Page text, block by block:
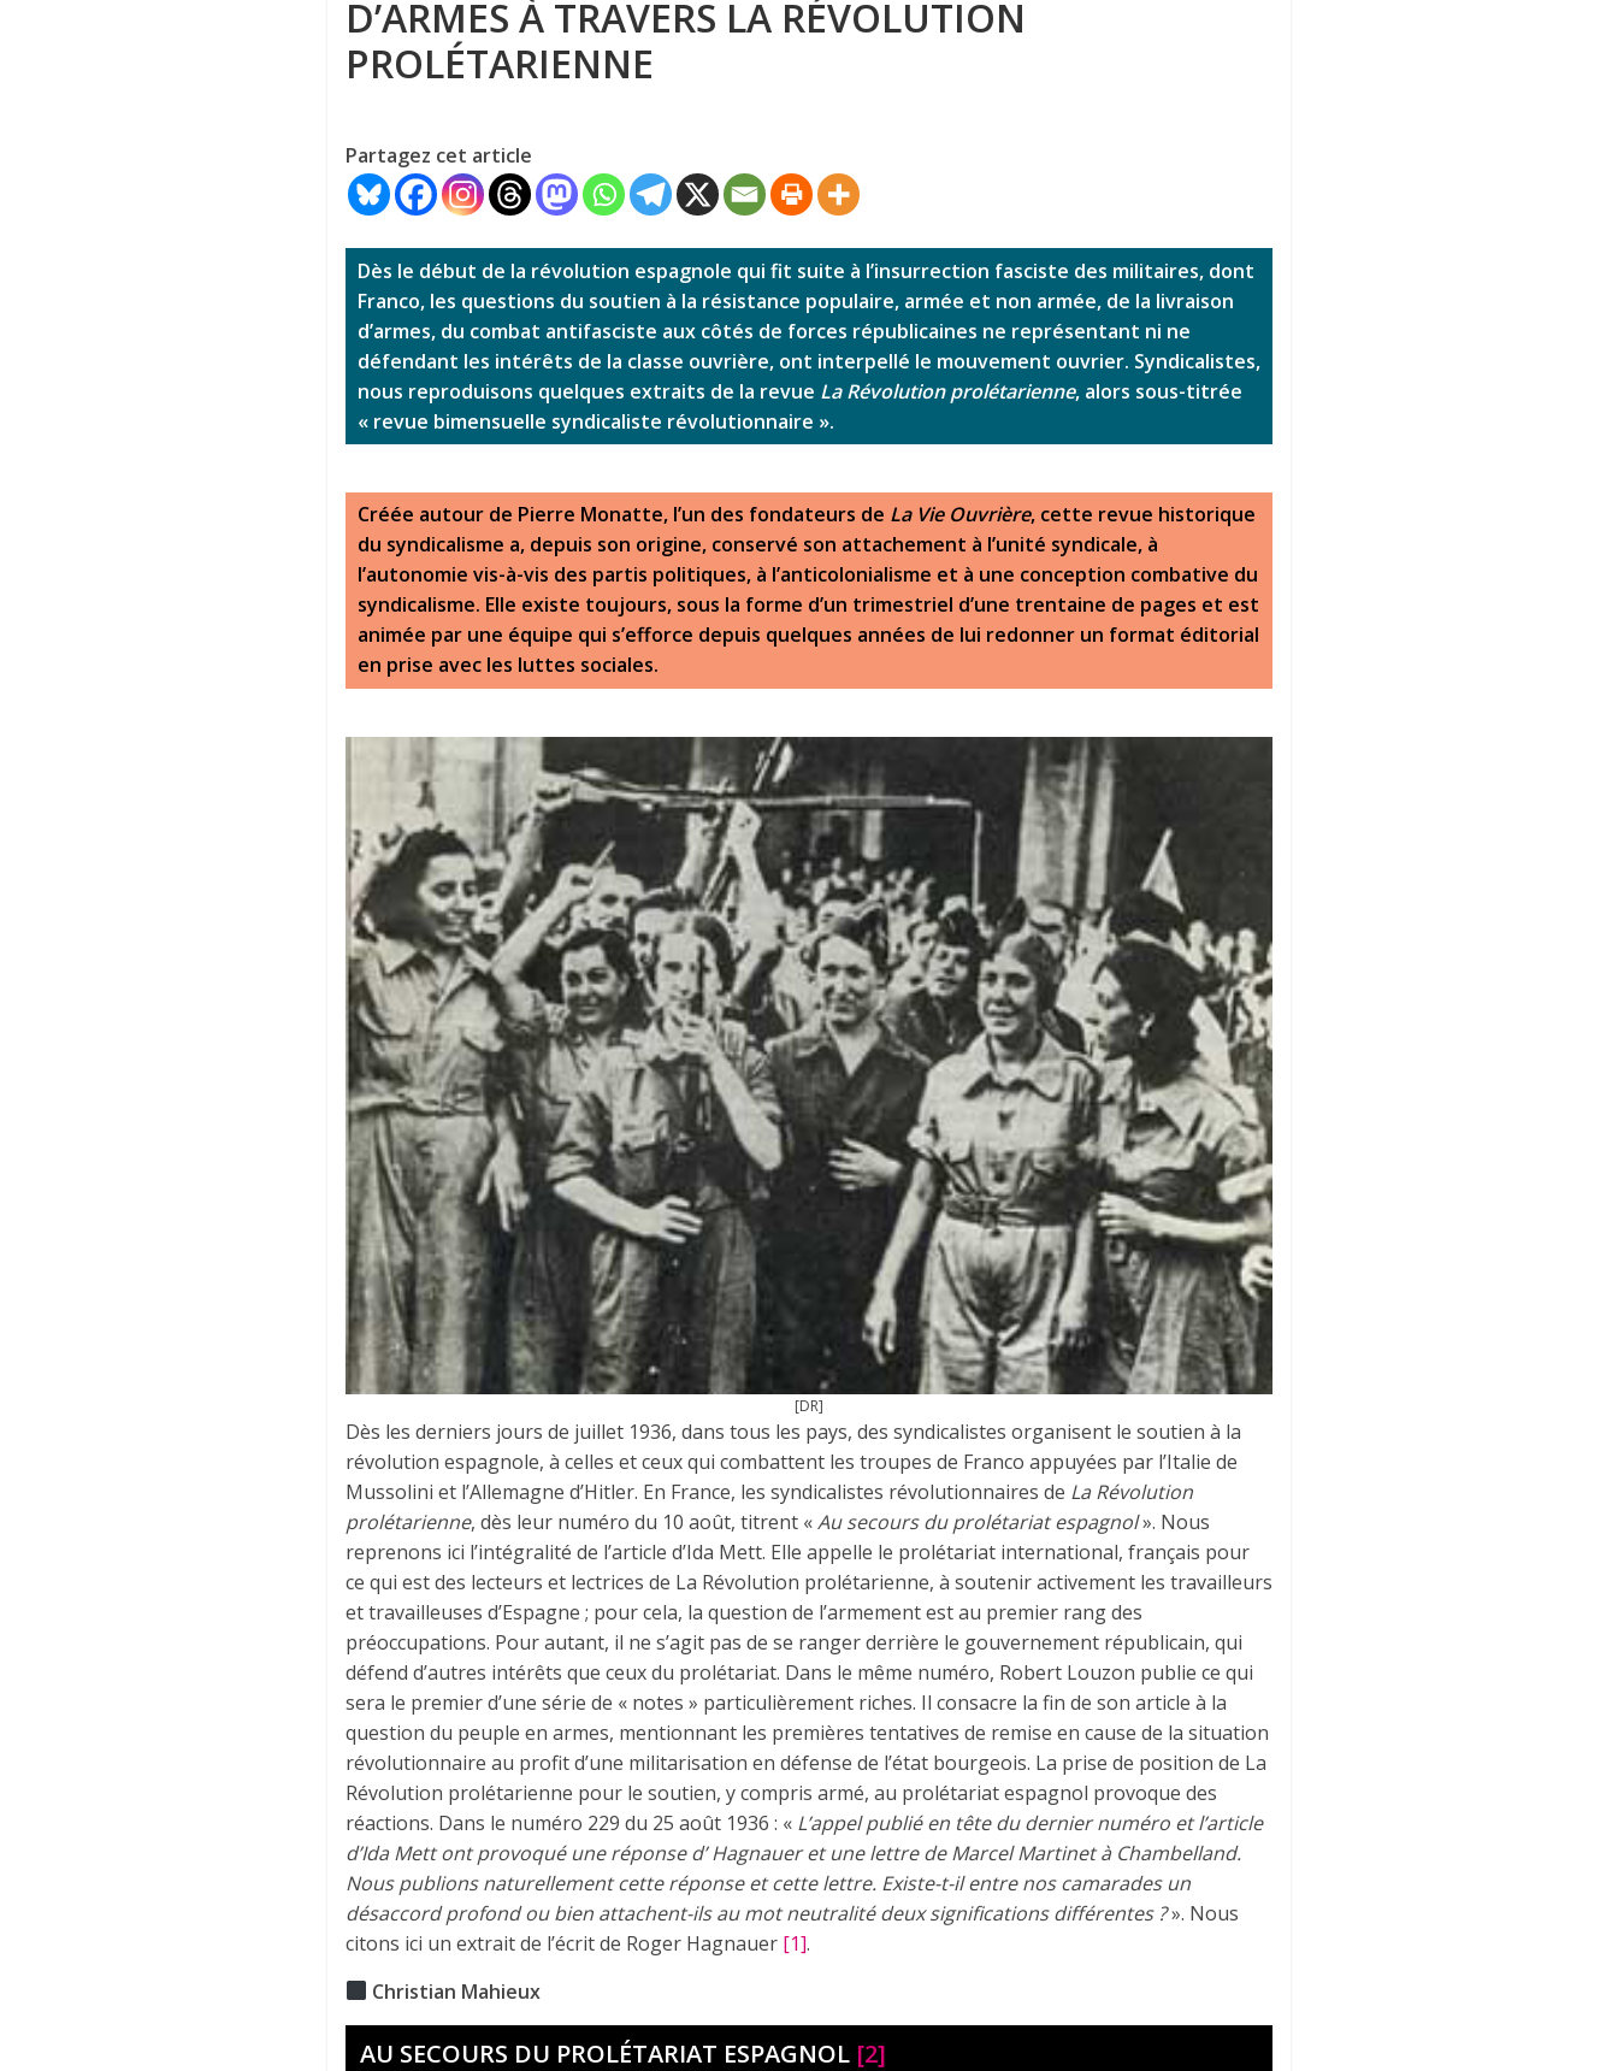
D’ARMES À TRAVERS LA RÉVOLUTION
PROLÉTARIENNE
Partagez cet article
Dès le début de la révolution espagnole qui fit suite à l’insurrection fasciste des militaires, dont
Franco, les questions du soutien à la résistance populaire, armée et non armée, de la livraison
d’armes, du combat antifasciste aux côtés de forces républicaines ne représentant ni ne
défendant les intérêts de la classe ouvrière, ont interpellé le mouvement ouvrier. Syndicalistes,
nous reproduisons quelques extraits de la revue La Révolution prolétarienne, alors sous-titrée
« revue bimensuelle syndicaliste révolutionnaire ».
Créée autour de Pierre Monatte, l’un des fondateurs de La Vie Ouvrière, cette revue historique
du syndicalisme a, depuis son origine, conservé son attachement à l’unité syndicale, à
l’autonomie vis-à-vis des partis politiques, à l’anticolonialisme et à une conception combative du
syndicalisme. Elle existe toujours, sous la forme d’un trimestriel d’une trentaine de pages et est
animée par une équipe qui s’efforce depuis quelques années de lui redonner un format éditorial
en prise avec les luttes sociales.
[DR]
Dès les derniers jours de juillet 1936, dans tous les pays, des syndicalistes organisent le soutien à la
révolution espagnole, à celles et ceux qui combattent les troupes de Franco appuyées par l’Italie de
Mussolini et l’Allemagne d’Hitler. En France, les syndicalistes révolutionnaires de La Révolution
prolétarienne, dès leur numéro du 10 août, titrent «Au secours du prolétariat espagnol». Nous
reprenons ici l’intégralité de l’article d’Ida Mett. Elle appelle le prolétariat international, français pour
ce qui est des lecteurs et lectrices de La Révolution prolétarienne, à soutenir activement les travailleurs
et travailleuses d’Espagne ; pour cela, la question de l’armement est au premier rang des
préoccupations. Pour autant, il ne s’agit pas de se ranger derrière le gouvernement républicain, qui
défend d’autres intérêts que ceux du prolétariat. Dans le même numéro, Robert Louzon publie ce qui
sera le premier d’une série de « notes » particulièrement riches. Il consacre la fin de son article à la
question du peuple en armes, mentionnant les premières tentatives de remise en cause de la situation
révolutionnaire au profit d’une militarisation en défense de l’état bourgeois. La prise de position de La
Révolution prolétarienne pour le soutien, y compris armé, au prolétariat espagnol provoque des
réactions. Dans le numéro 229 du 25 août 1936 : « L’appel publié en tête du dernier numéro et l’article
d’Ida Mett ont provoqué une réponse d’ Hagnauer et une lettre de Marcel Martinet à Chambelland.
Nous publions naturellement cette réponse et cette lettre. Existe-t-il entre nos camarades un
désaccord profond ou bien attachent-ils au mot neutralité deux significations différentes ?». Nous
citons ici un extrait de l’écrit de Roger Hagnauer [1].
Christian Mahieux
AU SECOURS DU PROLÉTARIAT ESPAGNOL [2]